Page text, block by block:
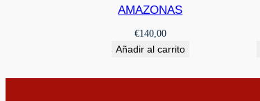
AMAZONAS
€140,00
Añadir al carrito